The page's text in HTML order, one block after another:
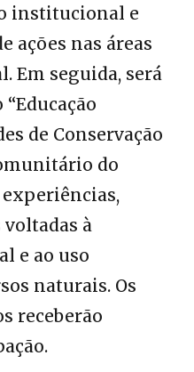
institucional e
ações nas áreas
Em seguida, será
de Conservação
do
experiências,
à
e ao uso
naturais. Os
receberão